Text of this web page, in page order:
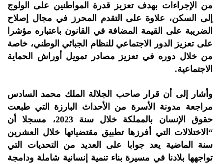
من الإجراءات بهدف تعزيز قدرة المواطنين على الولوج
إلى السكن، علاوة على التقدم المحرز في مجال إصلاح
الضريبة على القيمة المضافة في القانون باعتباره مؤشرا
على تعزيز الدور الاجتماعي للنظام الجبائي الوطني، خاصة
من خلال دوره في تعزيز مصادر تمويل أوراش الحماية
الاجتماعية.
وأشار إلى أن قرار صاحب الجلالة الملك محمد السادس
مراجعة مدونة الأسرة من الأحداث البارزة التي طبعت
حقوق الإنسان بالمملكة خلال سنة 2023، مسجلا أن
“الاختلالات التي أفرزها تطبيق مقتضياتها خلال العشرين
سنة الماضية يعد جوابا على العديد من التحديات التي
تواجهها بلادنا في مسيرة بناء تنمية إنسانية شاملة ودامجة